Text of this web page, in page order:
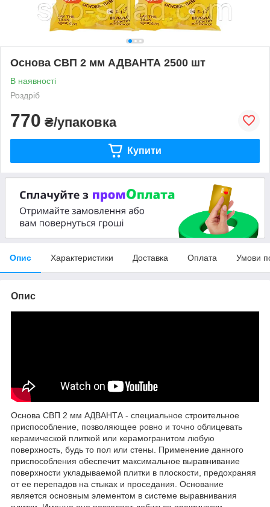
Основа СВП 2 мм АДВАНТА 2500 шт
В наявності
Роздріб
770 ₴/упаковка
Купити
Опис Характеристики Доставка Оплата Умови
Опис
Основа СВП 2 мм АДВАНТА - специальное строительное
приспособление, позволяющее ровно и точно облицевать
керамической плиткой или керамогранитом любую
поверхность, будь то пол или стены. Применение данного
приспособления обеспечит максимальное выравнивание
поверхности укладываемой плитки в плоскости, предохраняя
от ее перепадов на стыках и проседания. Основание
является основным элементом в системе выравнивания